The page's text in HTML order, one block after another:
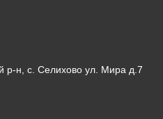
р-н, с. Селихово ул. Мира д.7